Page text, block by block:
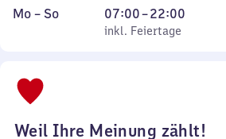
Montag
Mo – So,
inkl. Feiertage
07:00–22:00
Von
7
inkl. Feiertage
Weil Ihre Meinung zählt!